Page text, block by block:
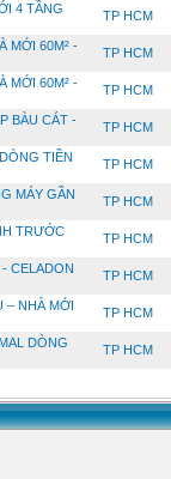
4 TẦNG
TP HCM
MỚI 60M² -
TP HCM
MỚI 60M² -
TP HCM
BÀU CÁT -
TP HCM
TIỀN
TP HCM
MÁY GẦN
TP HCM
TRƯỚC
TP HCM
CELADON
TP HCM
– NHÀ MỚI
TP HCM
DÒNG
TP HCM